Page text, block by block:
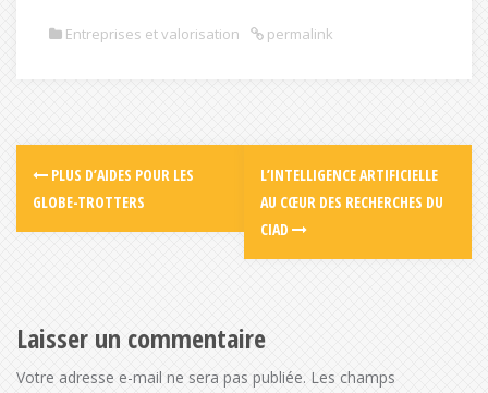
Entreprises et valorisation permalink
PLUS D’AIDES POUR LES
GLOBE-TROTTERS
L’INTELLIGENCE ARTIFICIELLE
AU CŒUR DES RECHERCHES DU
CIAD
Laisser un commentaire
Votre adresse e-mail ne sera pas publiée. Les champs